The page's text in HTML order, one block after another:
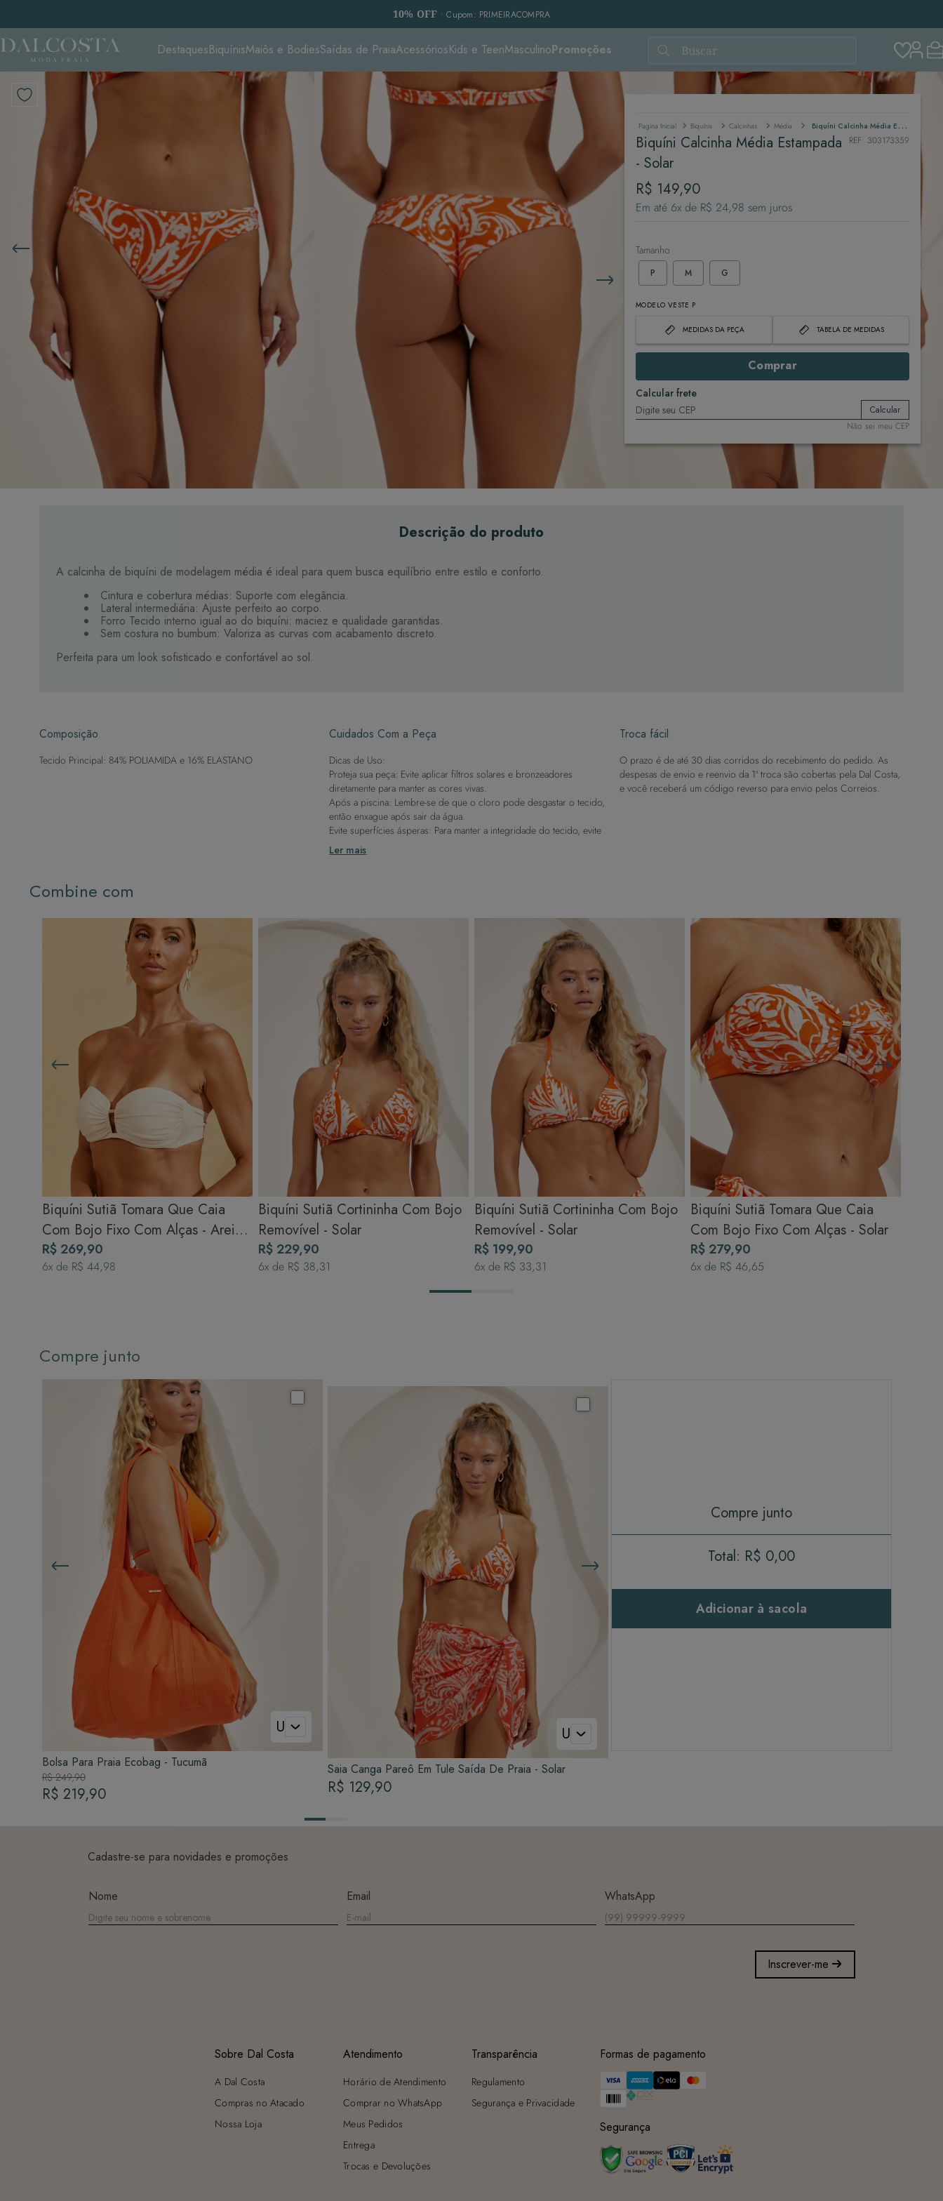
10% OFF • Cupom: PRIMEIRACOMPRA
DestaquesBiquínisMaiôs e BodiesSaídas de PraiaAcessóriosKids e TeenMasculinoPromoções Buscar
Biquínis Calcinhas Média Biquíni Calcinha Média Estampada - Solar
Biquíni Calcinha Média Estampada
- Solar
R$ 149,90
Em até 6x de R$ 24,98 sem juros
REF: 303173359
Tamanho
P M G
MODELO VESTE P
MEDIDAS DA PEÇA TABELA DE MEDIDAS
Comprar
Calcular frete
Calcular
Não sei meu CEP
Descrição do produto
A calcinha de biquíni de modelagem média é ideal para quem busca equilíbrio entre estilo e conforto.
Cintura e cobertura médias: Suporte com elegância.
Lateral intermediária: Ajuste perfeito ao corpo.
Forro Tecido interno igual ao do biquíni: maciez e qualidade garantidas.
Sem costura no bumbum: Valoriza as curvas com acabamento discreto.
Perfeita para um look sofisticado e confortável ao sol.
Composição
Tecido Principal: 84% POLIAMIDA e 16% ELASTANO
Cuidados Com a Peça
Dicas de Uso:
Proteja sua peça: Evite aplicar filtros solares e bronzeadores
diretamente para manter as cores vivas.
Após a piscina: Lembre-se de que o cloro pode desgastar o tecido,
então enxague após sair da água.
Evite superfícies ásperas: Para manter a integridade do tecido, evite
contato com superfícies rugosas.
máquina de lavar, sabão em pó, sabonete e alvejante.
Secagem ideal: Não deixe de molho nem guarde úmido. Seque à
sombra e evite a secadora.
Para cores vibrantes: Lave as peças antes do primeiro uso e siga as
dicas acima para manter as cores radiantes.
Ler mais
Troca fácil
O prazo é de até 30 dias corridos do recebimento do pedido. As
despesas de envio e reenvio da 1ª troca são cobertas pela Dal Costa,
e você receberá um código reverso para envio pelos Correios.
Combine com
Biquíni Sutiã Tomara Que Caia
Com Bojo Fixo Com Alças - Areia
Clara
R$ 269,90
6x de R$ 44,98
Biquíni Sutiã Cortininha Com Bojo
Removível - Solar
R$ 229,90
6x de R$ 38,31
Biquíni Sutiã Cortininha Com Bojo
Removível - Solar
R$ 199,90
6x de R$ 33,31
Biquíni Sutiã Tomara Que Caia
Com Bojo Fixo Com Alças - Solar
R$ 279,90
6x de R$ 46,65
Compre junto
U
Bolsa Para Praia Ecobag - Tucumã
R$ 249,90
R$ 219,90
U
Saia Canga Pareô Em Tule Saída De Praia - Solar
R$ 129,90
Compre junto
Total: R$ 0,00
Adicionar à sacola
Cadastre-se para novidades e promoções
Nome Email WhatsApp
Inscrever-me
Sobre Dal Costa
A Dal Costa
Compras no Atacado
Nossa Loja
Atendimento
Horário de Atendimento
Comprar no WhatsApp
Meus Pedidos
Entrega
Trocas e Devoluções
Transparência
Regulamento
Segurança e Privacidade
Formas de pagamento
Segurança